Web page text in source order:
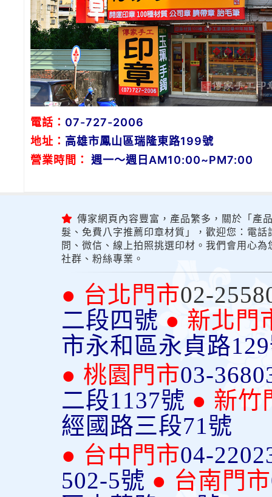
電話： 07-727-2006
地址： 高雄市鳳山區瑞隆東路199號
營業時間：
週一～週日AM10:00~PM7:00
傳家網頁內容豐富，產品繁多，關於「產
髮、免費八字推薦印章材質」，歡迎您：電
問、微信、線上拍照挑選印材。我們會用心
社群、粉絲專業。
● 台北門市02-
二段四號 ● 新北門
市永和區永貞路
● 桃園門市03-
二段1137號 ● 新竹
經國路三段71號
● 台中門市04-
502-5號 ● 台南門市